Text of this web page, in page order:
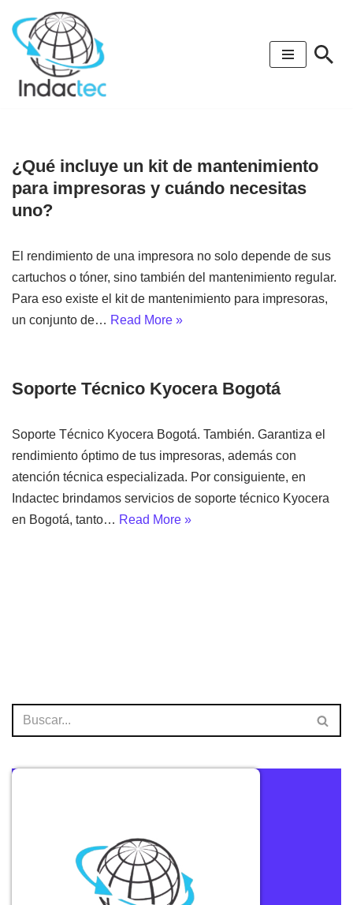
Saltar
contenido
¿Qué incluye un kit de mantenimiento
para impresoras y cuándo necesitas
uno?
El rendimiento de una impresora no solo depende de sus
cartuchos o tóner, sino también del mantenimiento regular.
Para eso existe el kit de mantenimiento para impresoras,
un conjunto de… Read More »
Soporte Técnico Kyocera Bogotá
Soporte Técnico Kyocera Bogotá. También. Garantiza el
rendimiento óptimo de tus impresoras, además con
atención técnica especializada. Por consiguiente, en
Indactec brindamos servicios de soporte técnico Kyocera
en Bogotá, tanto… Read More »